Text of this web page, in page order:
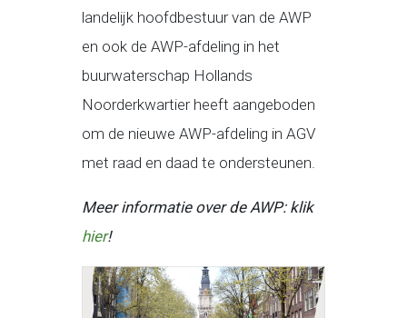
landelijk hoofdbestuur van de AWP
en ook de AWP-afdeling in het
buurwaterschap Hollands
Noorderkwartier heeft aangeboden
om de nieuwe AWP-afdeling in AGV
met raad en daad te ondersteunen.
Meer informatie over de AWP: klik
hier!